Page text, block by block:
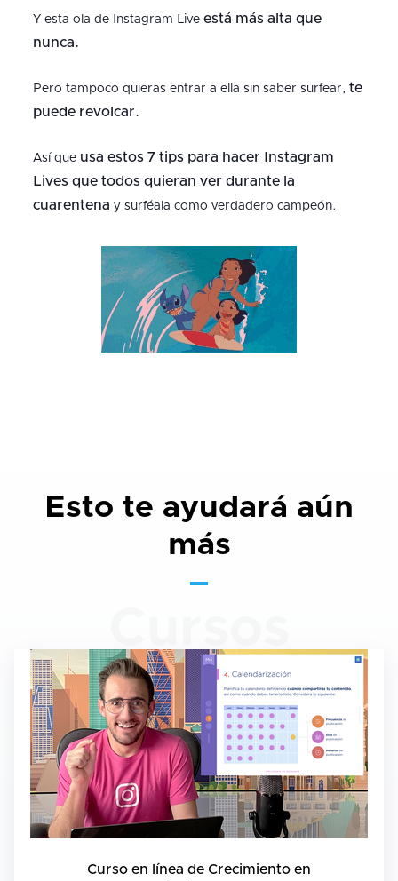
Y esta ola de Instagram Live está más alta que
nunca.
Pero tampoco quieras entrar a ella sin saber surfear, te
puede revolcar.
Así que usa estos 7 tips para hacer Instagram
Lives que todos quieran ver durante la
cuarentena y surféala como verdadero campeón.
Esto te ayudará aún
más
Curso en línea de Crecimiento en